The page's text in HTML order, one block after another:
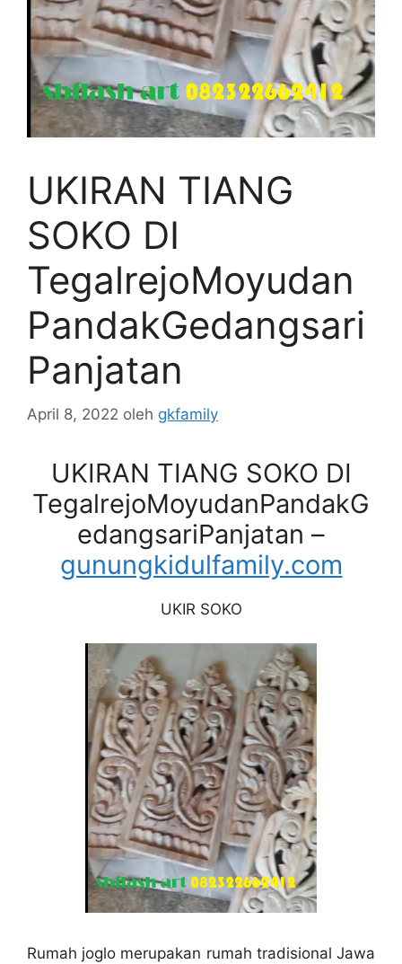
UKIRAN TIANG
SOKO DI
TegalrejoMoyudan
PandakGedangsari
Panjatan
April 8, 2022 oleh gkfamily
UKIRAN TIANG SOKO DI
TegalrejoMoyudanPandakG
edangsariPanjatan –
gunungkidulfamily.com
UKIR SOKO
Rumah joglo merupakan rumah tradisional Jawa